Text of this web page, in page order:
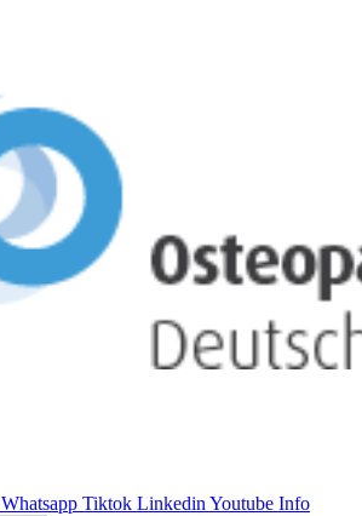
Whatsapp Tiktok Linkedin Youtube Info